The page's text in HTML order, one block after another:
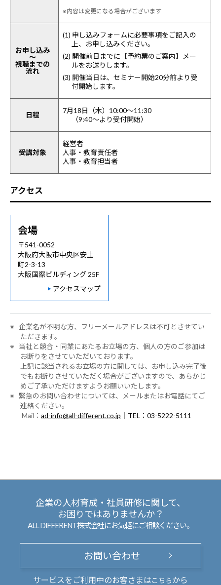
※内容は変更になる場合がございます
お申し込み
～
視聴までの
流れ
(1) 申し込みフォームに必要事項をご記入の
上、お申し込みください。
(2) 開催前日までに【予約票のご案内】メー
ルをお送りします。
(3) 開催当日は、セミナー開始20分前より受
付開始します。
日程
7月18日（木）10:00～11:30
（9:40～より受付開始）
受講対象
経営者
人事・教育責任者
人事・教育担当者
アクセス
会場
〒541-0052
大阪府大阪市中央区安土
町2-3-13
大阪国際ビルディング 25F
アクセスマップ
※ 企業名が不明な方、フリーメールアドレスは不可とさせてい
ただきます。
※ 当社と競合・同業にあたるお立場の方、個人の方のご参加は
お断りをさせていただいております。
上記に該当されるお立場の方に関しては、お申し込み完了後
でもお断りさせていただく場合がございますので、あらかじ
めご了承いただけますようお願いいたします。
※ 緊急のお問い合わせについては、メールまたはお電話にてご
連絡ください。
Mail： ad-info@all-different.co.jp TEL：03-5222-5111
企業の人材育成・社員研修に関して、
お困りではありませんか？
ALL DIFFERENT株式会社にお気軽にご相談ください。
お問い合わせ
サービスをご利用中のお客さまはこちらから